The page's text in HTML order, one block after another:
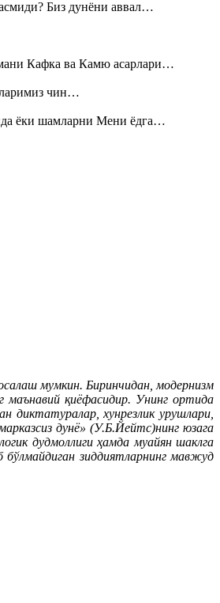
Биз дунёни аввал…
Кафка ва Камю асарлари…
чин…
ёки шамларни Мени ёдга…
мумкин. Биринчидан, модернизм
маънавий қиёфасидир. Унинг ортида
диктатуралар, хунрезлик урушлари,
дунё» (У.Б.Йейтс)нинг юзага
дудмоллиги ҳамда муайян шаклга
бўлмайдиган зиддиятларнинг мавжуд